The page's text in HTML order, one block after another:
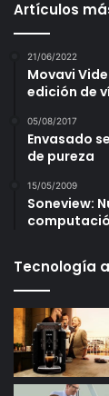
Artículos
21/06/2022
Movavi
edición de
05/08/2017
Envasado
de pureza
15/05/2009
Soneview:
Tecnología